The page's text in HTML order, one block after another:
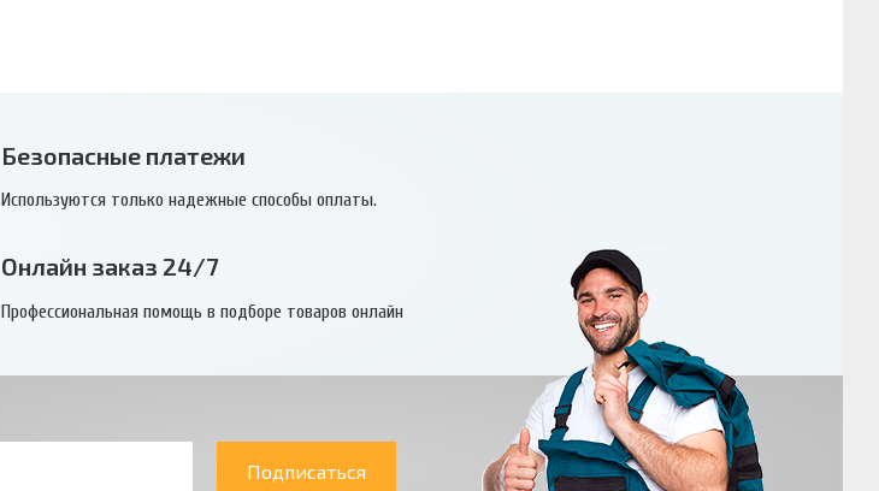
Безопасные платежи
Используются только надежные способы оплаты.
Онлайн заказ 24/7
Профессиональная помощь в подборе товаров онлайн
Подписаться